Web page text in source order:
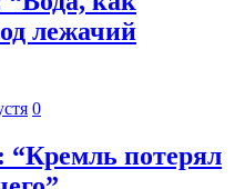
лежачий
0
“Кремль потерял